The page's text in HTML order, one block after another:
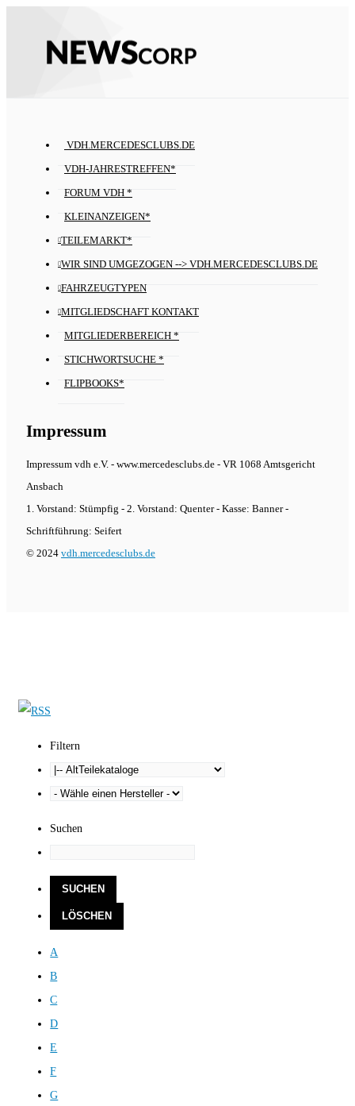
VDH.MERCEDESCLUBS.DE
VDH-JAHRESTREFFEN*
FORUM VDH *
KLEINANZEIGEN*
TEILEMARKT*
WIR SIND UMGEZOGEN --> VDH.MERCEDESCLUBS.DE
FAHRZEUGTYPEN
MITGLIEDSCHAFT KONTAKT
MITGLIEDERBEREICH *
STICHWORTSUCHE *
FLIPBOOKS*
Impressum
Impressum vdh e.V. - www.mercedesclubs.de - VR 1068 Amtsgericht
Ansbach
1. Vorstand: Stümpfig - 2. Vorstand: Quenter - Kasse: Banner -
Schriftführung: Seifert
© 2024 vdh.mercedesclubs.de
Filtern
Suchen
A
B
C
D
E
F
G